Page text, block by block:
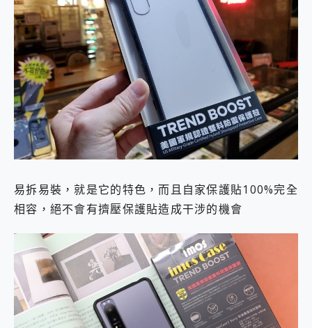
易拆易裝，就是它的特色，而且自家保護貼100%完全
相容，絕不會有擠壓保護貼造成干涉的機會